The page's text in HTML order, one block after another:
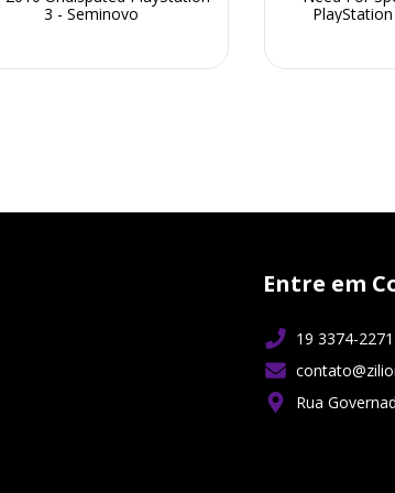
3 - Seminovo
Entre em
19 3374-2271
Rua